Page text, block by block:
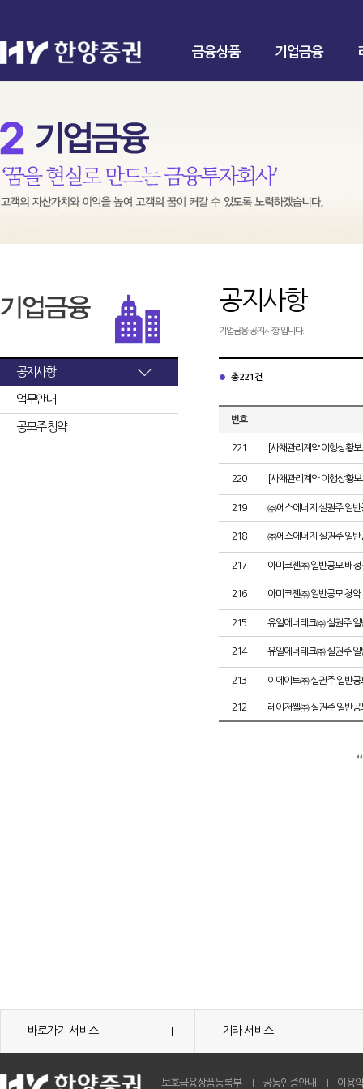
금융상품 기업금융
공지사항
업무안내
공모주 청약
공지사항
기업금융 공지사항 입니다.
총 221건
번호
221 [사채관리계약 이행상황
220 [사채관리계약 이행상황
219 ㈜에스에너지 실권주 일반
218 ㈜에스에너지 실권주 일반
217 아미코젠㈜ 일반공모 배정
216 아미코젠㈜ 일반공모 청약
215 유일에너테크㈜ 실권주 일
214 유일에너테크㈜ 실권주 일
213 이에이트㈜ 실권주 일반공
212 레이저쎌㈜ 실권주 일반공
바로가기 서비스 기타 서비스
보호금융상품등록부 공동인증안내 이용